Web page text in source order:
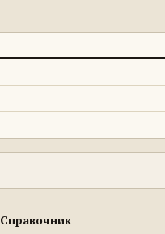
Справочник